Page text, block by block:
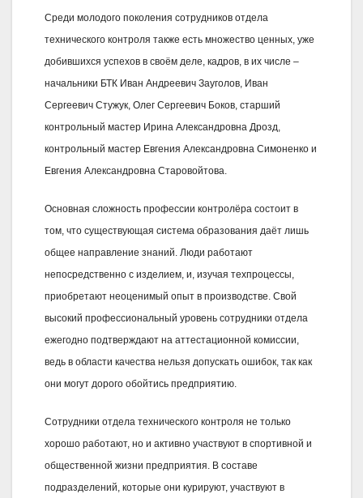
Среди молодого поколения сотрудников отдела
технического контроля также есть множество ценных, уже
добившихся успехов в своём деле, кадров, в их числе –
начальники БТК Иван Андреевич Зауголов, Иван
Сергеевич Стужук, Олег Сергеевич Боков, старший
контрольный мастер Ирина Александровна Дрозд,
контрольный мастер Евгения Александровна Симоненко и
Евгения Александровна Старовойтова.
Основная сложность профессии контролёра состоит в
том, что существующая система образования даёт лишь
общее направление знаний. Люди работают
непосредственно с изделием, и, изучая техпроцессы,
приобретают неоценимый опыт в производстве. Свой
высокий профессиональный уровень сотрудники отдела
ежегодно подтверждают на аттестационной комиссии,
ведь в области качества нельзя допускать ошибок, так как
они могут дорого обойтись предприятию.
Сотрудники отдела технического контроля не только
хорошо работают, но и активно участвуют в спортивной и
общественной жизни предприятия. В составе
подразделений, которые они курируют, участвуют в